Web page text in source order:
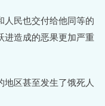
人民也交付给他同等的
进造成的恶果更加严重
区甚至发生了饿死人